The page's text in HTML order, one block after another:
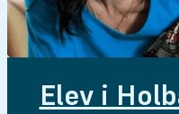
Elev i